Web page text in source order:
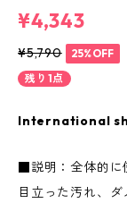
¥4,343
¥5,790
25%OFF
残り1点
International
■説明：全体的に
目立った汚れ、ダ